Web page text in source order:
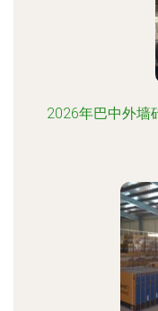
2026年巴中外墙